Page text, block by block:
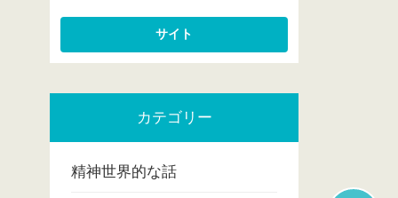
カテゴリー
精神世界的な話